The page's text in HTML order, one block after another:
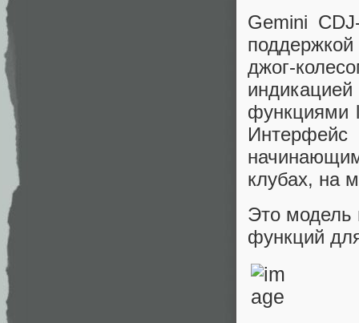
Gemini
джог-
функциями
клубах, на
Это модель
функций